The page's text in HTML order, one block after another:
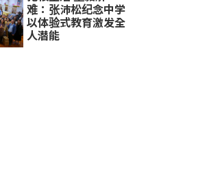
难：张沛松纪念中学
以体验式教育激发全
人潜能